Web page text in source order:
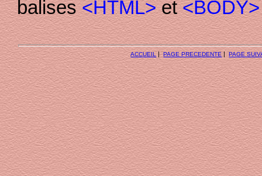
balises<HTML>et<BODY>
ACCUEIL|PAGE PRECEDENTE |PAGE